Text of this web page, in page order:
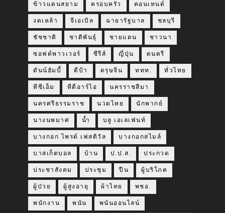
ข้าวแดนสยาม ครอบครัว คอนเทนต์
งดเหล้า จีเอเบิล ฉายารัฐบาล ชลบุรี
ชัชชาติ ชาติพันธุ์ ชายแดน ชาวนา
ซอฟต์พาวเวอร์ ซีรีส์ ญี่ปุ่น ดนตรี
ดันน์ฮัมบี้ ดีป้า ตรุษจีน ททท. ทั่วไทย
ทีซีเอ็ม ทีดีอาร์ไอ นครราชสีมา
นครศรีธรรมราช นวดไทย นักพากย์
นางนพมาศ น้ำ บลู เอเลเฟ่นท์
บางกอก ไพรด์ เฟสติวัล บางกอกสไมล์
บาสเก็ตบอล บ้าน ป.ป.ส. ประกวด
ประชาสังคม ประชุม ปืน ผู้บริโภค
ผู้ป่วย ผู้สูงอายุ ผ้าไทย พชอ.
พนักงาน พนัน พนันออนไลน์